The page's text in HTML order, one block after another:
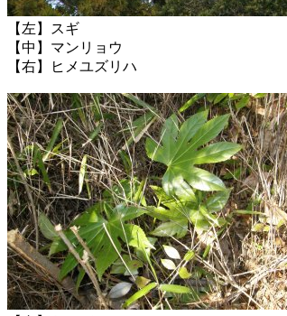
【左】スギ
【中】マンリョウ
【右】ヒメユズリハ